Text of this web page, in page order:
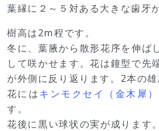
葉縁に２～５対ある大きな歯牙
樹高は2m程です。
冬に、葉腋から散形花序を伸ば
して咲かせます。花は鐘型で先
が外側に反り返ります。2本の雄
花にはキンモクセイ（金木犀）
す。
花後に黒い球状の実が成ります